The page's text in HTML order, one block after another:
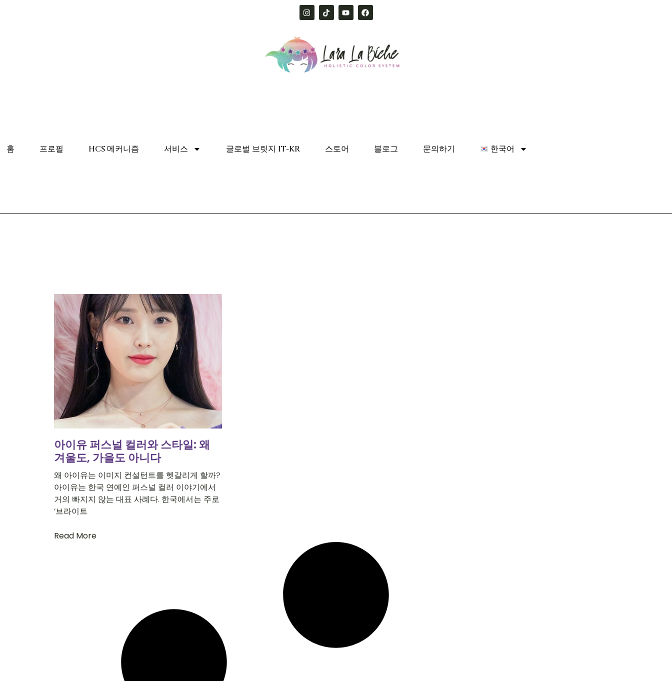
홈 프로필 HCS 메커니즘 서비스 글로벌 브릿지 IT-KR 스토어 블로그 문의하기 한국어
아이유 퍼스널 컬러와 스타일: 왜
겨울도, 가을도 아니다
왜 아이유는 이미지 컨설턴트를 헷갈리게 할까?
아이유는 한국 연예인 퍼스널 컬러 이야기에서
거의 빠지지 않는 대표 사례다. 한국에서는 주로
‘브라이트
Read More